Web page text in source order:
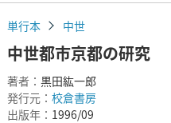
単行本 中世
中世都市京都の研究
著者： 黒田紘一郎
発行元： 校倉書房
出版年： 1996/09